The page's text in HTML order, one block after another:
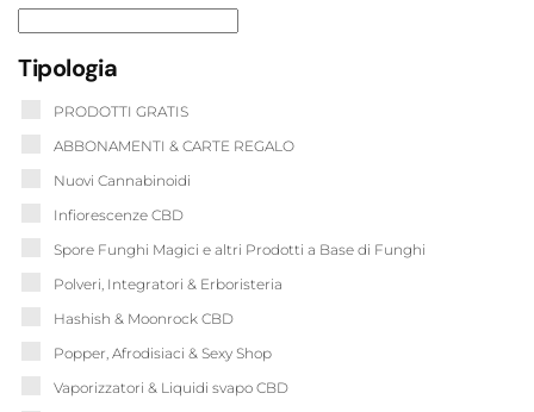
Tipologia
PRODOTTI GRATIS
ABBONAMENTI & CARTE REGALO
Nuovi Cannabinoidi
Infiorescenze CBD
Spore Funghi Magici e altri Prodotti a Base di Funghi
Polveri, Integratori & Erboristeria
Hashish & Moonrock CBD
Popper, Afrodisiaci & Sexy Shop
Vaporizzatori & Liquidi svapo CBD